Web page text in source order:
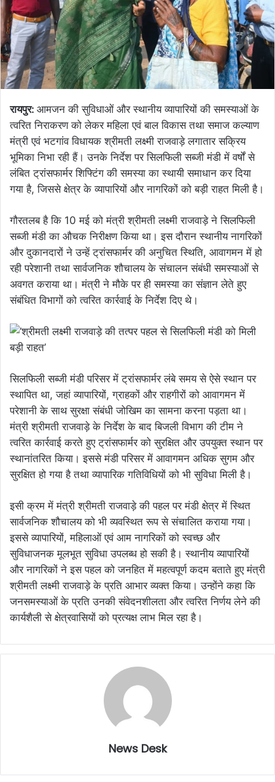
रायपुर: आमजन की सुविधाओं और स्थानीय व्यापारियों की समस्याओं के
त्वरित निराकरण को लेकर महिला एवं बाल विकास तथा समाज कल्याण
मंत्री एवं भटगांव विधायक श्रीमती लक्ष्मी राजवाड़े लगातार सक्रिय
भूमिका निभा रही हैं। उनके निर्देश पर सिलफिली सब्जी मंडी में वर्षों से
लंबित ट्रांसफार्मर शिफ्टिंग की समस्या का स्थायी समाधान कर दिया
गया है, जिससे क्षेत्र के व्यापारियों और नागरिकों को बड़ी राहत मिली है।
गौरतलब है कि 10 मई को मंत्री श्रीमती लक्ष्मी राजवाड़े ने सिलफिली
सब्जी मंडी का औचक निरीक्षण किया था। इस दौरान स्थानीय नागरिकों
और दुकानदारों ने उन्हें ट्रांसफार्मर की अनुचित स्थिति, आवागमन में हो
रही परेशानी तथा सार्वजनिक शौचालय के संचालन संबंधी समस्याओं से
अवगत कराया था। मंत्री ने मौके पर ही समस्या का संज्ञान लेते हुए
संबंधित विभागों को त्वरित कार्रवाई के निर्देश दिए थे।
सिलफिली सब्जी मंडी परिसर में ट्रांसफार्मर लंबे समय से ऐसे स्थान पर
स्थापित था, जहां व्यापारियों, ग्राहकों और राहगीरों को आवागमन में
परेशानी के साथ सुरक्षा संबंधी जोखिम का सामना करना पड़ता था।
मंत्री श्रीमती राजवाड़े के निर्देश के बाद बिजली विभाग की टीम ने
त्वरित कार्रवाई करते हुए ट्रांसफार्मर को सुरक्षित और उपयुक्त स्थान पर
स्थानांतरित किया। इससे मंडी परिसर में आवागमन अधिक सुगम और
सुरक्षित हो गया है तथा व्यापारिक गतिविधियों को भी सुविधा मिली है।
इसी क्रम में मंत्री श्रीमती राजवाड़े की पहल पर मंडी क्षेत्र में स्थित
सार्वजनिक शौचालय को भी व्यवस्थित रूप से संचालित कराया गया।
इससे व्यापारियों, महिलाओं एवं आम नागरिकों को स्वच्छ और
सुविधाजनक मूलभूत सुविधा उपलब्ध हो सकी है। स्थानीय व्यापारियों
और नागरिकों ने इस पहल को जनहित में महत्वपूर्ण कदम बताते हुए मंत्री
श्रीमती लक्ष्मी राजवाड़े के प्रति आभार व्यक्त किया। उन्होंने कहा कि
जनसमस्याओं के प्रति उनकी संवेदनशीलता और त्वरित निर्णय लेने की
कार्यशैली से क्षेत्रवासियों को प्रत्यक्ष लाभ मिल रहा है।
News Desk